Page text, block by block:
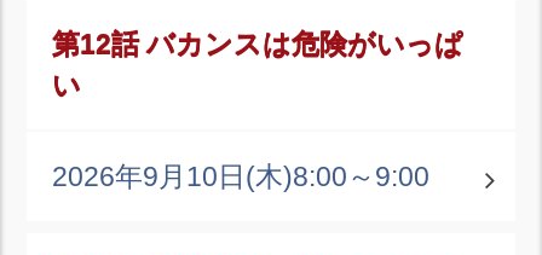
第12話 バカンスは危険がいっぱ
い
2026年9月10日(木)8:00～9:00